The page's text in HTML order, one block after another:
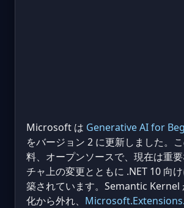
Microsoft は Generative AI for
をバージョン 2 に更新しました。
料、オープンソースで、現在は重
チャ上の変更とともに .NET 10 向
築されています。Semantic Kernel
化から外れ、